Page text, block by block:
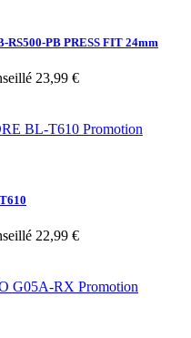
PB PRESS FIT 24mm
23,99 €
Promotion
22,99 €
Promotion